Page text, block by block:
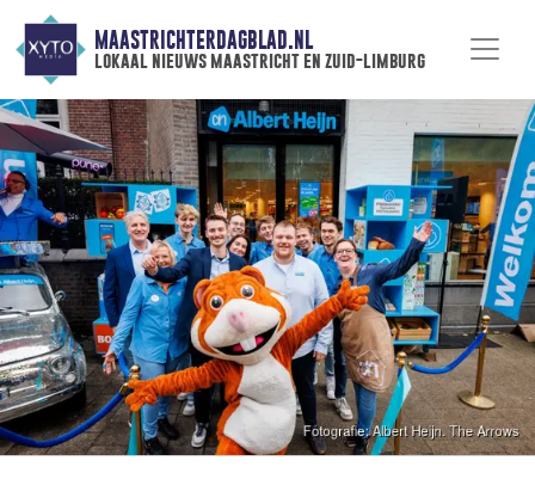
MAASTRICHTERDAGBLAD.NL
lokaal nieuws maastricht en zuid-limburg